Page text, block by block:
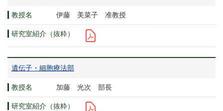
伊藤 美菜子 准教授
遺伝子・細胞療法部
加藤 光次 部長